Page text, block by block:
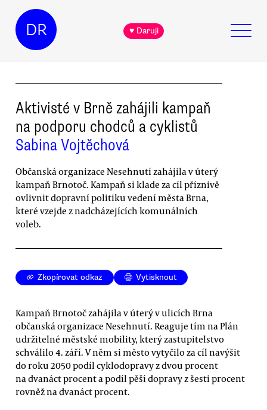
DR ♥ Daruji
Aktivisté v Brně zahájili kampaň
na podporu chodců a cyklistů
Sabina Vojtěchová
Občanská organizace Nesehnutí zahájila v úterý
kampaň Brnotoč. Kampaň si klade za cíl příznivě
ovlivnit dopravní politiku vedení města Brna,
které vzejde z nadcházejících komunálních
voleb.
Zkopírovat odkaz Vytisknout
Kampaň Brnotoč zahájila v úterý v ulicích Brna
občanská organizace Nesehnutí. Reaguje tím na Plán
udržitelné městské mobility, který zastupitelstvo
schválilo 4. září. V něm si město vytyčilo za cíl navýšit
do roku 2050 podíl cyklodopravy z dvou procent
na dvanáct procent a podíl pěší dopravy z šesti procent
rovněž na dvanáct procent.